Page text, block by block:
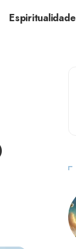
Espiritualidade